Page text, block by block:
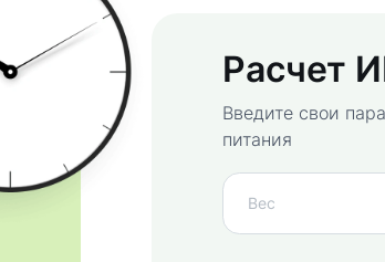
Расчет
Введите свои
питания